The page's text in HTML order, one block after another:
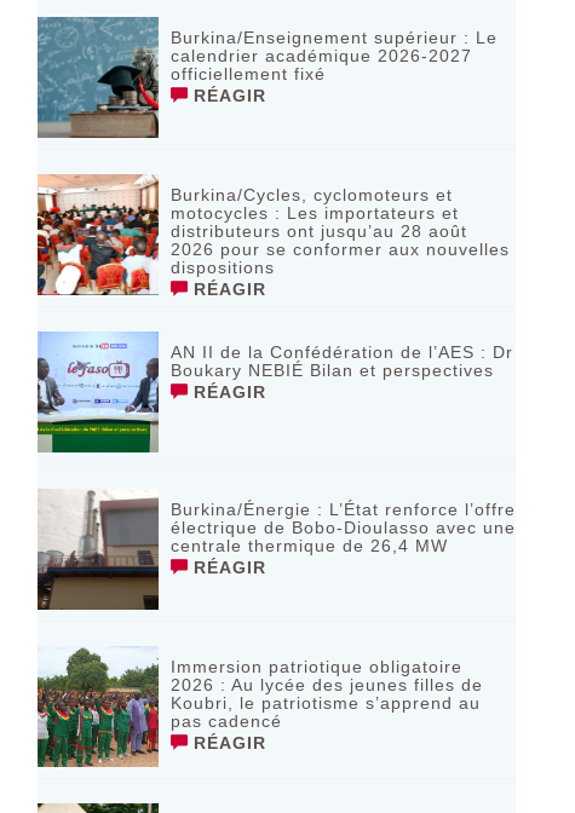
Burkina/Enseignement supérieur : Le
calendrier académique 2026-2027
officiellement fixé
RÉAGIR
Burkina/Cycles, cyclomoteurs et
motocycles : Les importateurs et
distributeurs ont jusqu’au 28 août
2026 pour se conformer aux nouvelles
dispositions
RÉAGIR
AN II de la Confédération de l’AES : Dr
Boukary NEBIÉ Bilan et perspectives
RÉAGIR
Burkina/Énergie : L’État renforce l’offre
électrique de Bobo-Dioulasso avec une
centrale thermique de 26,4 MW
RÉAGIR
Immersion patriotique obligatoire
2026 : Au lycée des jeunes filles de
Koubri, le patriotisme s’apprend au
pas cadencé
RÉAGIR